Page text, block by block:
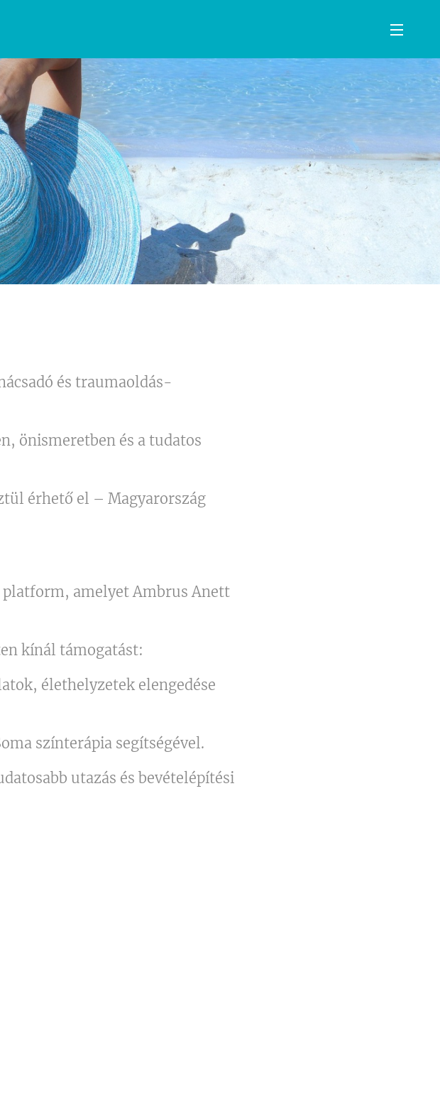
és traumaoldás-
önismeretben és a tudatos
érhető el – Magyarország
platform, amelyet Ambrus Anett
kínál támogatást:
élethelyzetek elengedése
színterápia segítségével.
utazás és bevételépítési